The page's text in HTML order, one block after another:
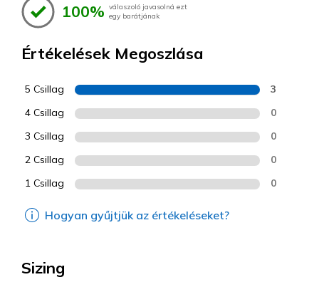
100% válaszoló javasolná ezt
egy barátjának
Értékelések Megoszlása
5 Csillag 3
4 Csillag 0
3 Csillag 0
2 Csillag 0
1 Csillag 0
Hogyan gyűjtjük az értékeléseket?
Sizing